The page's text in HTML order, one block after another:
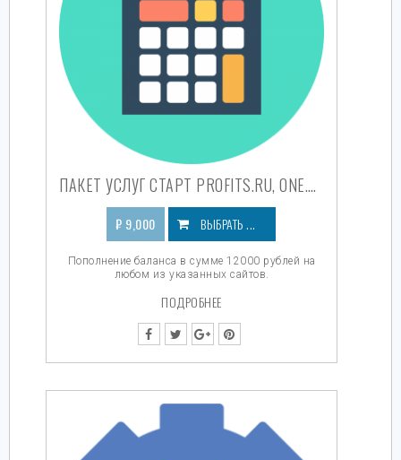
ПАКЕТ УСЛУГ СТАРТ PROFITS.RU, ONE.RU, SUNDAY.RU, 88.RU, JJ.RU, JM.RU
₽ 9,000 ВЫБРАТЬ ...
Пополнение баланса в сумме 12000 рублей на
любом из указанных сайтов.
ПОДРОБНЕЕ